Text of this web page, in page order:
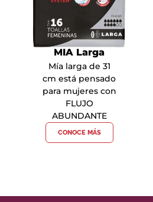
MIA Larga
Mía larga de 31
cm está pensado
para mujeres con
FLUJO
ABUNDANTE
CONOCE MÁS